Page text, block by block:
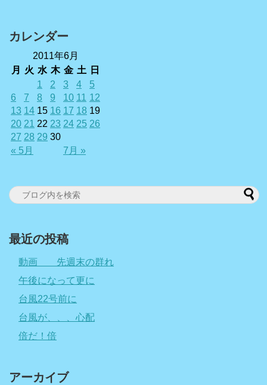
カレンダー
2011年6月
月
火 水 木 金 土 日
« 5月 7月 »
1 2 3 4
5
6
7 8 9 10 11 12
13 14 15 16 17 18 19
20 21 22 23 24 25 26
27 28 29 30
最近の投稿
動画 先週末の群れ
午後になって更に
台風22号前に
台風が、、、心配
倍だ！倍
アーカイブ